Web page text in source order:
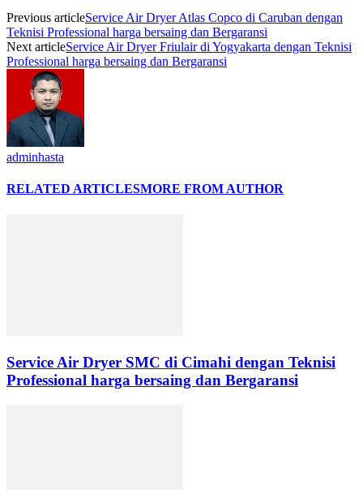
Previous articleService Air Dryer Atlas Copco di Caruban dengan
Teknisi Professional harga bersaing dan Bergaransi
Next articleService Air Dryer Friulair di Yogyakarta dengan Teknisi
Professional harga bersaing dan Bergaransi
adminhasta
RELATED ARTICLESMORE FROM AUTHOR
Service Air Dryer SMC di Cimahi dengan Teknisi
Professional harga bersaing dan Bergaransi